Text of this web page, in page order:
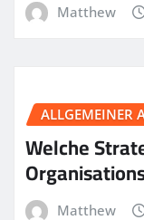
Matthew
ALLGEMEINER
Welche
Matthew